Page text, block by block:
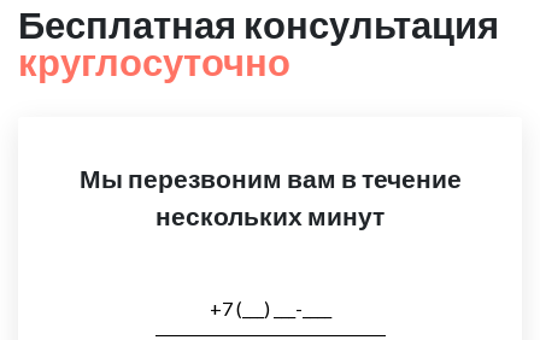
Бесплатная консультация
круглосуточно
Мы перезвоним вам в течение
нескольких минут